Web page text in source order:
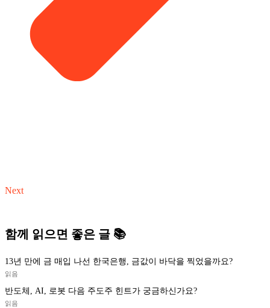
Next
함께 읽으면 좋은 글 📚
13년 만에 금 매입 나선 한국은행, 금값이 바닥을 찍었을까요?
읽음
반도체, AI, 로봇 다음 주도주 힌트가 궁금하신가요?
읽음